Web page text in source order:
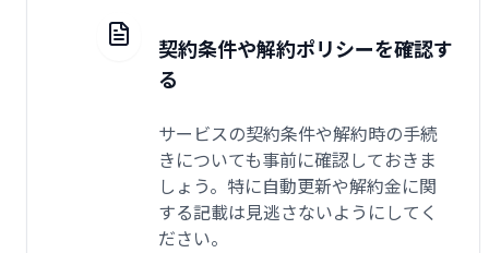
契約条件や解約ポリシーを確認す
る
サービスの契約条件や解約時の手続
きについても事前に確認しておきま
しょう。特に自動更新や解約金に関
する記載は見逃さないようにしてく
ださい。